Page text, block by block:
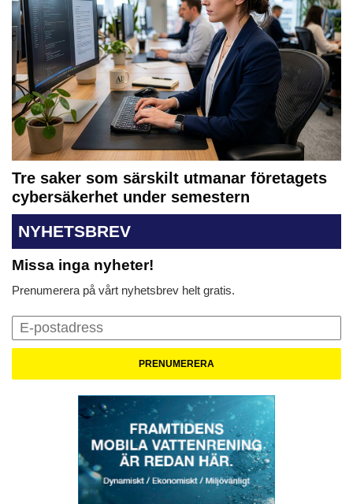
Tre saker som särskilt utmanar företagets
cybersäkerhet under semestern
NYHETSBREV
Missa inga nyheter!
Prenumerera på vårt nyhetsbrev helt gratis.